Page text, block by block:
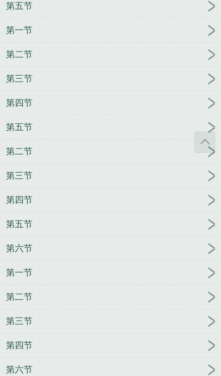
第五节
第一节
第二节
第三节
第四节
第五节
第二节
第三节
第四节
第五节
第六节
第一节
第二节
第三节
第四节
第六节